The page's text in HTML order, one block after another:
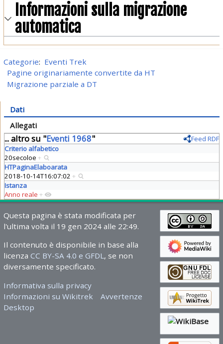
Informazioni sulla migrazione
automatica
Categorie: Eventi Trek
Pagine originariamente convertite da HT
Migrazione parziale a DT
Dati
Allegati
... altro su "Eventi 1968"
Feed RDF
Criterio alfabetico
20secoloe +
HTPaginaElaboarata
2018-10-14T16:07:02 +
Istanza
Anno reale +
Questa pagina è stata modificata per
l'ultima volta il 19 gen 2024 alle 22:49.
Il contenuto è disponibile in base alla
licenza CC BY-SA 4.0 e GFDL, se non
diversamente specificato.
Informativa sulla privacy
Informazioni su Wikitrek
Avvertenze
Desktop